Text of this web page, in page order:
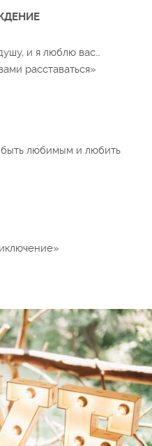
и я люблю вас…
расставаться»
любимым и любить